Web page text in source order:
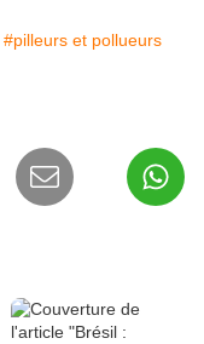
#pilleurs et pollueurs